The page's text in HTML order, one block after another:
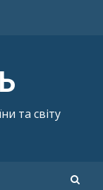
та світу